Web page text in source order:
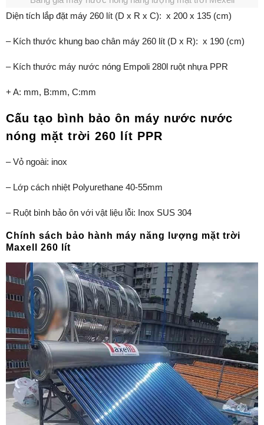
Diện tích lắp đặt máy 260 lít (D x R x C): x 200 x 135 (cm)
– Kích thước khung bao chân máy 260 lít (D x R): x 190 (cm)
– Kích thước máy nước nóng Empoli 280l ruột nhựa PPR
+ A: mm, B:mm, C:mm
Cấu tạo bình bảo ôn máy nước nước
nóng mặt trời 260 lít PPR
– Vỏ ngoài: inox
– Lớp cách nhiệt Polyurethane 40-55mm
– Ruột bình bảo ôn với vật liệu lỗi: Inox SUS 304
Chính sách bảo hành máy năng lượng mặt trời
Maxell 260 lít